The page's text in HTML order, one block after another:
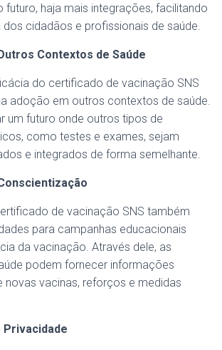
futuro, haja mais integrações, facilitando
dos cidadãos e profissionais de saúde.
Contextos de Saúde
do certificado de vacinação SNS
adoção em outros contextos de saúde.
um futuro onde outros tipos de
como testes e exames, sejam
e integrados de forma semelhante.
de vacinação SNS também
para campanhas educacionais
da vacinação. Através dele, as
podem fornecer informações
novas vacinas, reforços e medidas
Privacidade